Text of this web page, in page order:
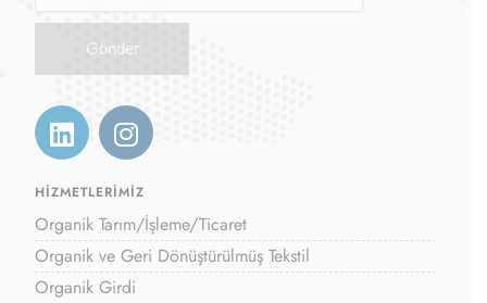
HİZMETLERİMİZ
Organik Tarım/İşleme/Ticaret
Organik ve Geri Dönüştürülmüş Tekstil
Organik Girdi